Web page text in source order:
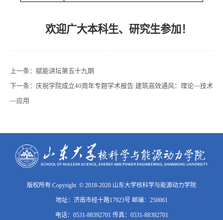
欢迎广大本科生、研究生参加！
上一条： 赋能讲坛第五十九期
下一条： 庆祝学院成立40周年专题学术报告:建筑高效通风：理论—技术
—应用
版权所有:Copyright © 2018-2020 山东大学核科学与能源动力学院
地址：济南市经十路17923号 邮编：250061
电话：0531-88392701 传真：0531-88392701